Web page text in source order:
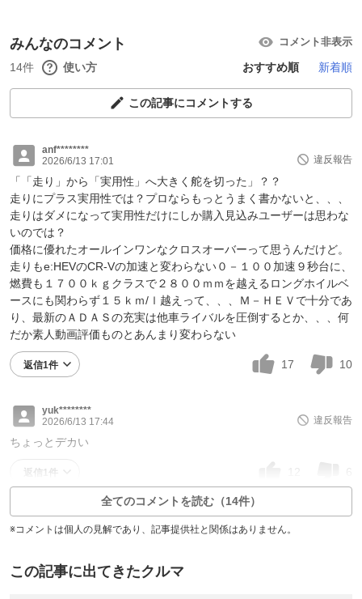
みんなのコメント コメント非表示
14件 使い方 おすすめ順 新着順
この記事にコメントする
anf********
2026/6/13 17:01
違反報告
「「走り」から「実用性」へ大きく舵を切った」？？
走りにプラス実用性では？プロならもっとうまく書かないと、、、
走りはダメになって実用性だけにしか購入見込みユーザーは思わな
いのでは？
価格に優れたオールインワンなクロスオーバーって思うんだけど。
走りもe:HEVのCR-Vの加速と変わらない０－１００加速９秒台に、
燃費も１７００ｋｇクラスで２８００ｍｍを越えるロングホイルベ
ースにも関わらず１５ｋｍ/ｌ越えって、、、Ｍ－ＨＥＶで十分であ
り、最新のＡＤＡＳの充実は他車ライバルを圧倒するとか、、、何
だか素人動画評価ものとあんまり変わらない
返信1件 17 10
yuk********
2026/6/13 17:44
違反報告
ちょっとデカい
返信1件
全てのコメントを読む（14件）
※コメントは個人の見解であり、記事提供社と関係はありません。
この記事に出てきたクルマ